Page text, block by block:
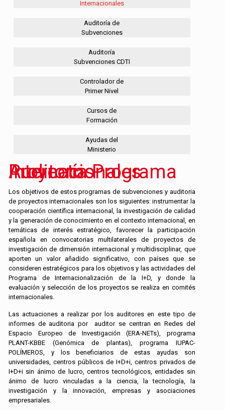
Internacionales
Auditoría de
Subvenciones
Auditoría
Subvenciones CDTI
Controlador de
Primer Nivel
Cursos de
Formación
Ayudas del
Ministerio
Auditoría Programa Proyectos Internacionales
Los objetivos de estos programas de subvenciones y auditoria
de proyectos internacionales son los siguientes: instrumentar la
cooperación científica internacional, la investigación de calidad
y la generación de conocimiento en el contexto internacional, en
temáticas de interés estratégico, favorecer la participación
española en convocatorias multilaterales de proyectos de
investigación de dimensión internacional y multidisciplinar, que
aporten un valor añadido significativo, con países que se
consideren estratégicos para los objetivos y las actividades del
Programa de Internacionalización de la I+D, y donde la
evaluación y selección de los proyectos se realiza en comités
internacionales.
Las actuaciones a realizar por los auditores en este tipo de
informes de auditoria por auditor se centran en Redes del
Espacio Europeo de Investigación (ERA-NETs), programa
PLANT-KBBE (Genómica de plantas), programa IUPAC-
POLÍMEROS, y los beneficiarios de estas ayudas son
universidades, centros públicos de I+D+i, centros privados de
I+D+i sin ánimo de lucro, centros tecnológicos, entidades sin
ánimo de lucro vinculadas a la ciencia, la tecnología, la
investigación y la innovación, empresas y asociaciones
empresariales.